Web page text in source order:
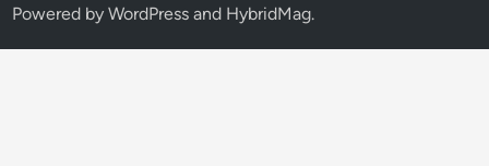
Powered byWordPress and HybridMag.